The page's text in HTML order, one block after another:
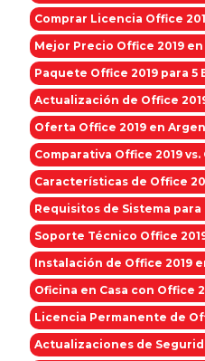
Comprar Licencia Office
Mejor Precio Office 2019
Paquete Office 2019 para 5
Actualización de Office
Oferta Office 2019 en
Comparativa Office 2019 vs.
Características de Office
Requisitos de Sistema para
Soporte Técnico Office
Instalación de Office 2019
Oficina en Casa con Office
Licencia Permanente de
Actualizaciones de